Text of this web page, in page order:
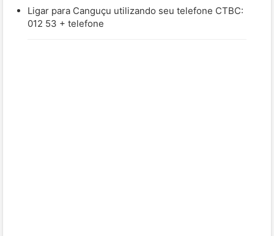
Ligar para Canguçu utilizando seu telefone CTBC:
012 53 + telefone